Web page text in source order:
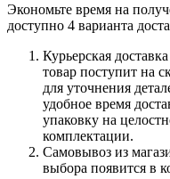
Экономьте время на
доступно 4 варианта
Курьерская
товар поступит на
для уточнения
удобное время
упаковку на
комплектации.
Самовывоз из
выбора появится в